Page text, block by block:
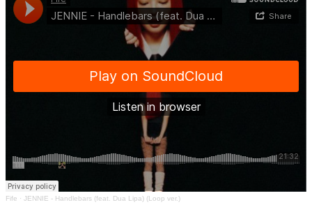
Fife · JENNIE - Handlebars (feat. Dua Lipa) (Loop ver.)